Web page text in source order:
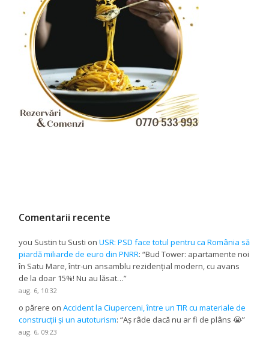
Comentarii recente
you Sustin tu Susti onUSR: PSD face totul pentru ca România să
piardă miliarde de euro din PNRR: “Bud Tower: apartamente noi
în Satu Mare, într-un ansamblu rezidențial modern, cu avans
de la doar 15%! Nu au lăsat…”
aug. 6, 10:32
o părere onAccident la Ciuperceni, între un TIR cu materiale de
construcții și un autoturism: “Aș râde dacă nu ar fi de plâns 😭”
aug. 6, 09:23